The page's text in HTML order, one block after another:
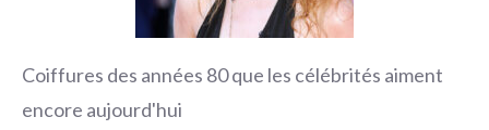
Coiffures des années 80 que les célébrités aiment
encore aujourd'hui